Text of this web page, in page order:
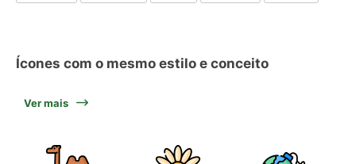
Ícones com o mesmo estilo e conceito
Ver mais